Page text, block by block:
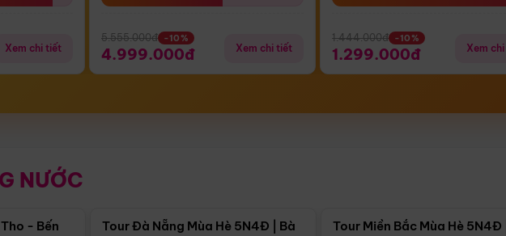
Xem chi tiết
5.555.000đ -10%
4.999.000đ Xem chi tiết
1.444.000đ -10%
1.299.000đ Xem
NƯỚC
Điểm nổi bật
- Bến
Tour Đà Nẵng Mùa Hè 5N4Đ | Bà
Tour Miền Bắc Mùa Hè 5N4Đ |